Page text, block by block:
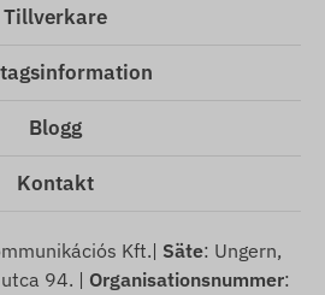
Tillverkare
Blogg
Kontakt
Kft.| Säte: Ungern,
94. | Organisationsnummer: